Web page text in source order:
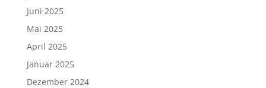
Juni 2025
Mai 2025
April 2025
Januar 2025
Dezember 2024